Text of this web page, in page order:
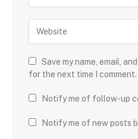
Save my name, email,
for the next time I comment.
Notify me of follow-up
Notify me of new posts